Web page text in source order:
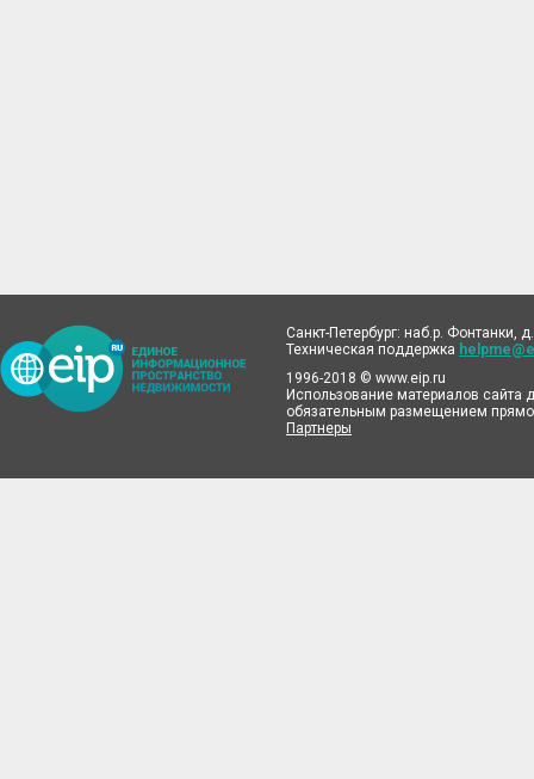
Санкт-Петербург: наб.р. Фонтанки,
Техническая поддержка
1996-2018 © www.eip.ru
Использование материалов сайта
обязательным размещением
Партнеры